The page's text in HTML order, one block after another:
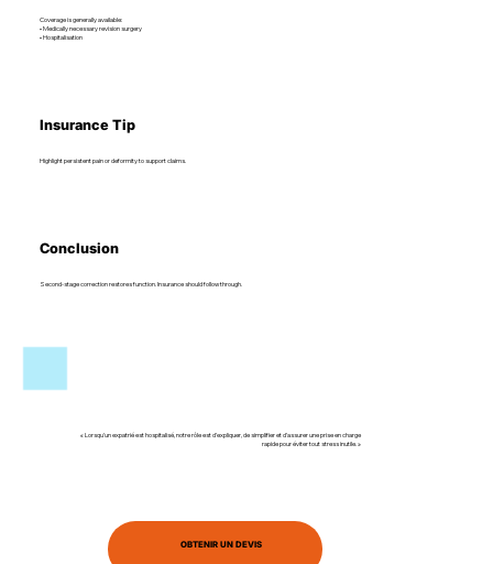
Coverage is generally available:
• Medically necessary revision surgery
• Hospitalisation
Insurance Tip
Highlight persistent pain or deformity to support claims.
Conclusion
Second-stage correction restores function. Insurance should follow through.
OBTENIR UN DEVIS
« Lorsqu’un expatrié est hospitalisé, notre rôle est d’expliquer, de simplifier et d’assurer une prise en charge
rapide pour éviter tout stress inutile. »